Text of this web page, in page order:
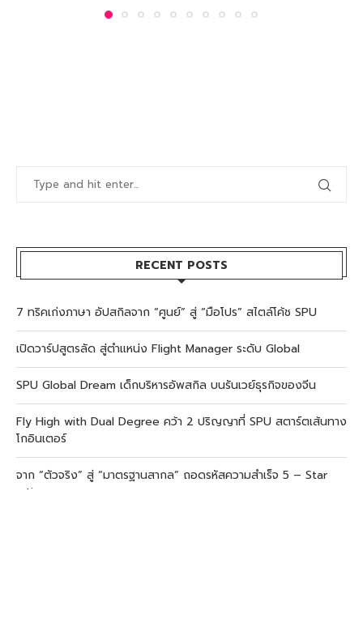
RECENT POSTS
7 ทริคเก่งภาษา อัปสกิลจาก “ศูนย์” สู่ “มือโปร” สไตล์โค้ช SPU
เปิดวาร์ปสูตรลัด สู่ตำแหน่ง Flight Manager ระดับ Global
SPU Global Dream เด็กบริหารอัพสกิล บนรันเวย์ธุรกิจของจีน
Fly High with Dual Degree คว้า 2 ปริญญาที่ SPU สตาร์ตเส้นทาง
โกอินเตอร์
จาก “ตัวจริง” สู่ “มาตรฐานสากล” ถอดรหัสความสำเร็จ 5 – Star
rating